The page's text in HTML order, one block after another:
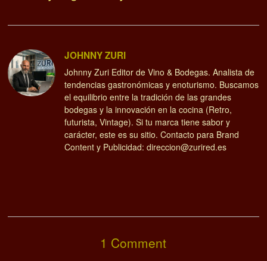
JOHNNY ZURI
Johnny Zuri Editor de Vino & Bodegas. Analista de
tendencias gastronómicas y enoturismo. Buscamos
el equilibrio entre la tradición de las grandes
bodegas y la innovación en la cocina (Retro,
futurista, Vintage). Si tu marca tiene sabor y
carácter, este es su sitio. Contacto para Brand
Content y Publicidad: direccion@zurired.es
1 Comment